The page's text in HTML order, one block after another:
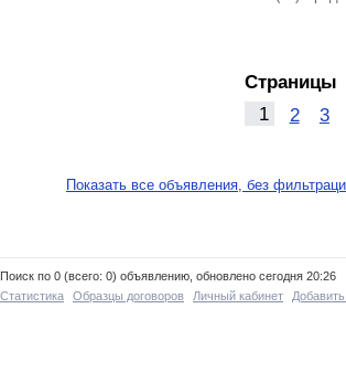
Страницы
1
2 3
Показать все объявления, без
Поиск по 0 (всего: 0) объявлению, обновлено сегодня 20:26
Статистика
Образцы договоров Личный кабинет